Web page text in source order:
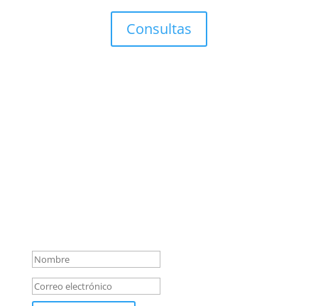
Consultas